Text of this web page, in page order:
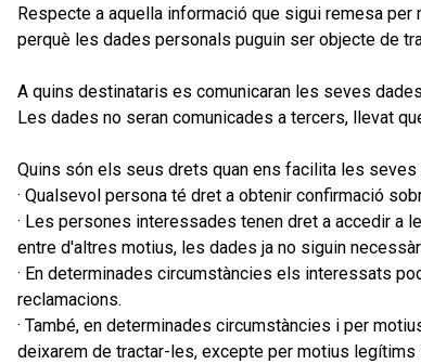
Respecte a aquella informació que sigui remesa
perquè les dades personals puguin ser objecte de
A quins destinataris es comunicaran les seves
Les dades no seran comunicades a tercers, llevat
Quins són els seus drets quan ens facilita les seves
· Qualsevol persona té dret a obtenir confirmació
· Les persones interessades tenen dret a accedir a
entre d'altres motius, les dades ja no siguin
· En determinades circumstàncies els interessats
reclamacions.
· També, en determinades circumstàncies i per
deixarem de tractar-les, excepte per motius